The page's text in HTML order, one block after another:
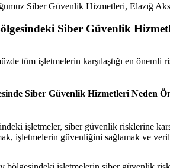
Siber Güvenlik Hizmetleri, Elazığ
Siber Güvenlik
tüm işletmelerin karşılaştığı en
Siber Güvenlik Hizmetleri Neden
işletmeler, siber güvenlik risklerine
işletmelerin güvenliğini sağlamak ve